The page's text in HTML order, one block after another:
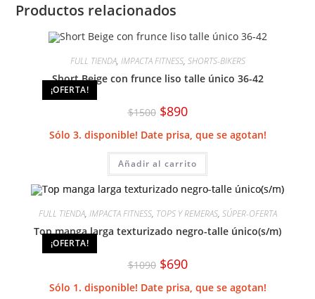
Productos relacionados
¡OFERTA!
FULL TIENDA, IMPACTA FITNESS, SHORTS-BIKERS
Short Beige con frunce liso talle único 36-42
$1500 El
precio
original
era:
$890El
precio
es:
Sólo 3. disponible! Date prisa, que se agotan!
Añadir al carrito
¡OFERTA!
FULL TIENDA, IMPACTA FITNESS, TOPS Y REMERAS, SÚPER-OFERTA
Top manga larga texturizado negro-talle único(s/m)
$1090 El
precio
original
era:
$690El
precio
es:
Sólo 1. disponible! Date prisa, que se agotan!